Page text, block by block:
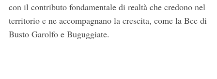
con il contributo fondamentale di realtà che credono nel
territorio e ne accompagnano la crescita, come la Bcc di
Busto Garolfo e Buguggiate.